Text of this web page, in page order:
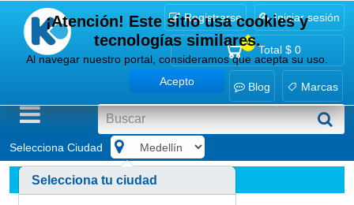
Registrarse Iniciar sesión
0
Total $ 0
Blog Marcas
Selecciona Ciudad
Marcas PQP
¡Atención! Este sitio usa cookies y
tecnologías similares.
Al navegar nuestro portal, consideramos que acepta su uso.
Acepto
Selecciona tu ciudad